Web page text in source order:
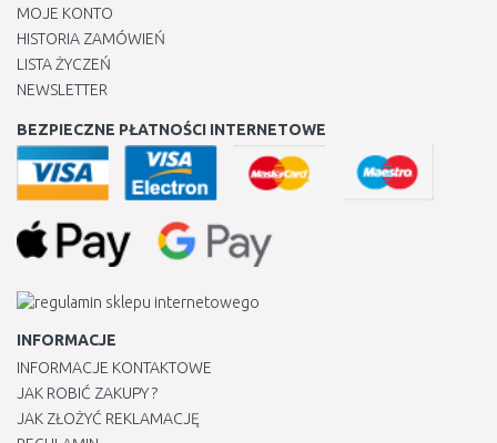
MOJE KONTO
HISTORIA ZAMÓWIEŃ
LISTA ŻYCZEŃ
NEWSLETTER
BEZPIECZNE PŁATNOŚCI INTERNETOWE
INFORMACJE
INFORMACJE KONTAKTOWE
JAK ROBIĆ ZAKUPY ?
JAK ZŁOŻYĆ REKLAMACJĘ